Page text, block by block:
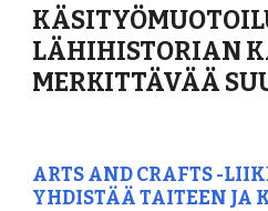
LÄHIHISTORIAN
MERKITTÄVÄÄ
ARTS AND CRAFTS -
YHDISTÄÄ TAITEEN JA